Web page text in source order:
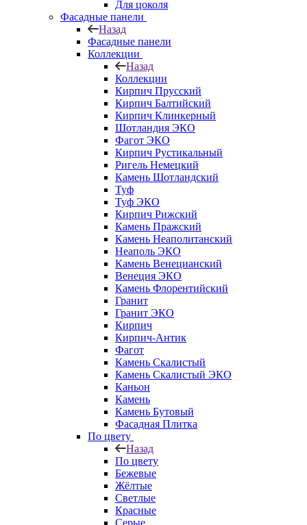
Для цоколя
Фасадные панели
Назад
Фасадные панели
Коллекции
Назад
Коллекции
Кирпич Прусский
Кирпич Балтийский
Кирпич Клинкерный
Шотландия ЭКО
Фагот ЭКО
Кирпич Рустикальный
Ригель Немецкий
Камень Шотландский
Туф
Туф ЭКО
Кирпич Рижский
Камень Пражский
Камень Неаполитанский
Неаполь ЭКО
Камень Венецианский
Венеция ЭКО
Камень Флорентийский
Гранит
Гранит ЭКО
Кирпич
Кирпич-Антик
Фагот
Камень Скалистый
Камень Скалистый ЭКО
Каньон
Камень
Камень Бутовый
Фасадная Плитка
По цвету
Назад
По цвету
Бежевые
Жёлтые
Светлые
Красные
Серые